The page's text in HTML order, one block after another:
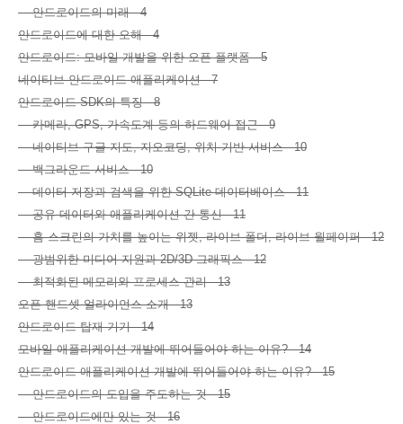
안드로이드의 미래 4
안드로이드에 대한 오해 4
안드로이드: 모바일 개발을 위한 오픈 플랫폼 5
네이티브 안드로이드 애플리케이션 7
안드로이드 SDK의 특징 8
카메라, GPS, 가속도계 등의 하드웨어 접근 9
네이티브 구글 지도, 지오코딩, 위치 기반 서비스 10
백그라운드 서비스 10
데이터 저장과 검색을 위한 SQLite 데이터베이스 11
공유 데이터와 애플리케이션 간 통신 11
홈 스크린의 가치를 높이는 위젯, 라이브 폴더, 라이브 월페이퍼 12
광범위한 미디어 지원과 2D/3D 그래픽스 12
최적화된 메모리와 프로세스 관리 13
오픈 핸드셋 얼라이언스 소개 13
안드로이드 탑재 기기 14
모바일 애플리케이션 개발에 뛰어들어야 하는 이유? 14
안드로이드 애플리케이션 개발에 뛰어들어야 하는 이유? 15
안드로이드의 도입을 주도하는 것 15
안드로이드에만 있는 것 16